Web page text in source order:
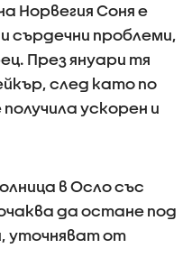
Норвегия Соня е
сърдечни проблеми,
През януари тя
след като по
ускорен и
в Осло със
да остане под
уточняват от